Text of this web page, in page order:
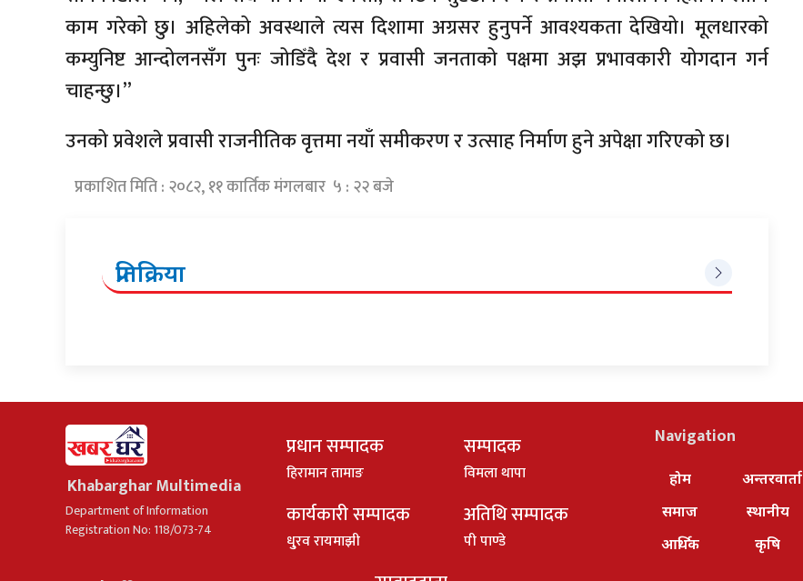
काम गरेको छु। अहिलेको अवस्थाले त्यस दिशामा अग्रसर हुनुपर्ने आवश्यकता देखियो। मूलधारको
कम्युनिष्ट आन्दोलनसँग पुनः जोडिँदै देश र प्रवासी जनताको पक्षमा अझ प्रभावकारी योगदान गर्न
चाहन्छु।”
उनको प्रवेशले प्रवासी राजनीतिक वृत्तमा नयाँ समीकरण र उत्साह निर्माण हुने अपेक्षा गरिएको छ।
प्रकाशित मिति : २०८२, ११ कार्तिक मंगलबार ५ : २२ बजे
प्रतिक्रिया
Khabarghar Multimedia
Department of Information
Registration No: 118/073-74
प्रधान सम्पादक
हिरामान तामाङ
सम्पादक
विमला थापा
कार्यकारी सम्पादक
धु्रव रायमाझी
अतिथि सम्पादक
पी पाण्डे
Navigation
होम
समाज
आर्थिक
अन्तरवार्ता
स्थानीय
कृषि